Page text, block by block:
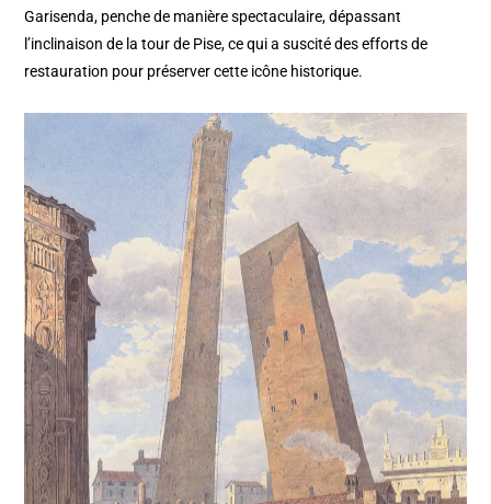
Garisenda, penche de manière spectaculaire, dépassant
l’inclinaison de la tour de Pise, ce qui a suscité des efforts de
restauration pour préserver cette icône historique.